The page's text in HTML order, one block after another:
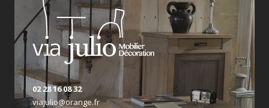
02 28 16 08 32
viajulio@orange.fr